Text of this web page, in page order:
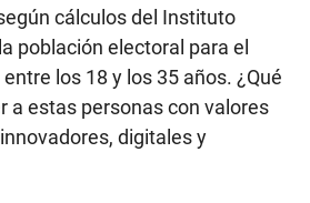
cálculos del Instituto
población electoral para el
los 18 y los 35 años. ¿Qué
a estas personas con valores
digitales y